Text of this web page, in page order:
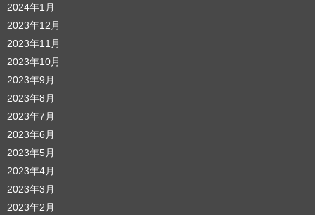
2024年1月
2023年12月
2023年11月
2023年10月
2023年9月
2023年8月
2023年7月
2023年6月
2023年5月
2023年4月
2023年3月
2023年2月